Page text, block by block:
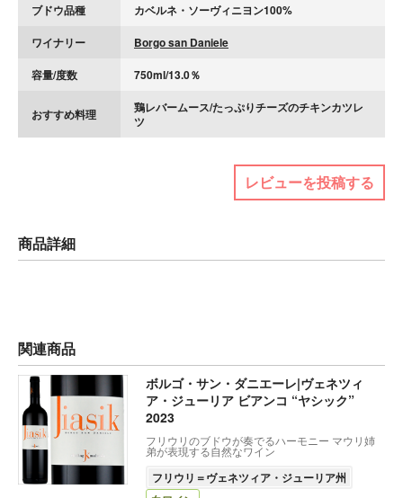
ブドウ品種
カベルネ・ソーヴィニヨン100%
ワイナリー
Borgo san Daniele
容量/度数
750ml/13.0％
おすすめ料理
鶏レバームース/たっぷりチーズのチキンカツレ
ツ
レビューを投稿する
商品詳細
関連商品
ボルゴ・サン・ダニエーレ|ヴェネツィ
ア・ジューリア ビアンコ “ヤシック”
2023
フリウリのブドウが奏でるハーモニー マウリ姉
弟が表現する自然なワイン
フリウリ＝ヴェネツィア・ジューリア州